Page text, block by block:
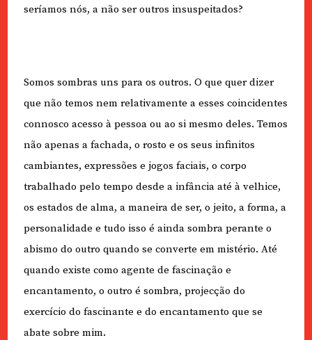
seríamos nós, a não ser outros insuspeitados?
Somos sombras uns para os outros. O que quer dizer
que não temos nem relativamente a esses coincidentes
connosco acesso à pessoa ou ao si mesmo deles. Temos
não apenas a fachada, o rosto e os seus infinitos
cambiantes, expressões e jogos faciais, o corpo
trabalhado pelo tempo desde a infância até à velhice,
os estados de alma, a maneira de ser, o jeito, a forma, a
personalidade e tudo isso é ainda sombra perante o
abismo do outro quando se converte em mistério. Até
quando existe como agente de fascinação e
encantamento, o outro é sombra, projecção do
exercício do fascinante e do encantamento que se
abate sobre mim.